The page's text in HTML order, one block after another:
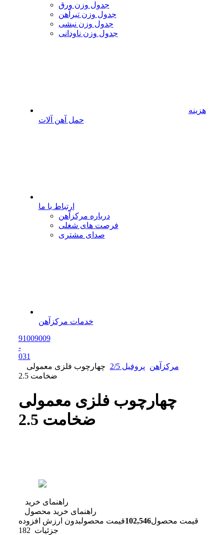
جدول وزن ورق
جدول وزن تیرآهن
جدول وزن نبشی
جدول وزن ناودانی
هزینه
حمل آهن آلات
ارتباط با ما
درباره مرکزآهن
فرصت های شغلی
صدای مشتری
خدمات مرکزآهن
91009009
-
031
مرکزآهن
پروفیل 2/5
چهارچوب فلزی معمولی
ضخامت 2.5
چهارچوب فلزی معمولی
ضخامت 2.5
راهنمای خرید
راهنمای خرید محصول
قیمت محصول102,546قیمت محصولبدون ارزش افزوده
182 جزئیات